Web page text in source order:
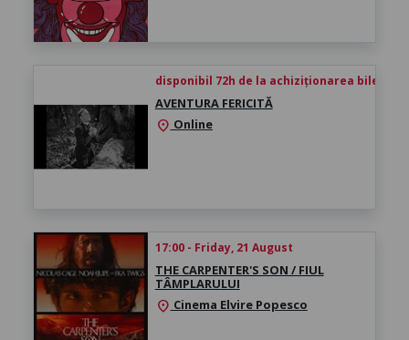
disponibil 72h de la achiziționarea biletului
AVENTURA FERICITĂ
location_on Online
17:00 - Friday, 21 August
THE CARPENTER'S SON / FIUL
TÂMPLARULUI
location_on Cinema Elvire Popesco